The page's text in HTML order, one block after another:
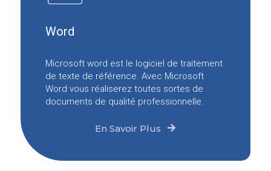
Word
Microsoft word est le logiciel de traitement
de texte de référence. Avec Microsoft
Word vous réaliserez toutes sortes de
documents de qualité professionnelle.
En Savoir Plus